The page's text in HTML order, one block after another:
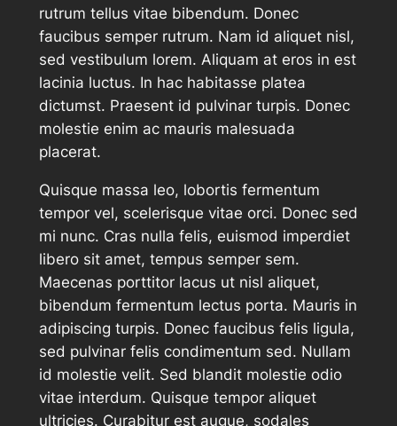
rutrum tellus vitae bibendum. Donec
faucibus semper rutrum. Nam id aliquet nisl,
sed vestibulum lorem. Aliquam at eros in est
lacinia luctus. In hac habitasse platea
dictumst. Praesent id pulvinar turpis. Donec
molestie enim ac mauris malesuada
placerat.
Quisque massa leo, lobortis fermentum
tempor vel, scelerisque vitae orci. Donec sed
mi nunc. Cras nulla felis, euismod imperdiet
libero sit amet, tempus semper sem.
Maecenas porttitor lacus ut nisl aliquet,
bibendum fermentum lectus porta. Mauris in
adipiscing turpis. Donec faucibus felis ligula,
sed pulvinar felis condimentum sed. Nullam
id molestie velit. Sed blandit molestie odio
vitae interdum. Quisque tempor aliquet
ultricies. Curabitur est augue, sodales